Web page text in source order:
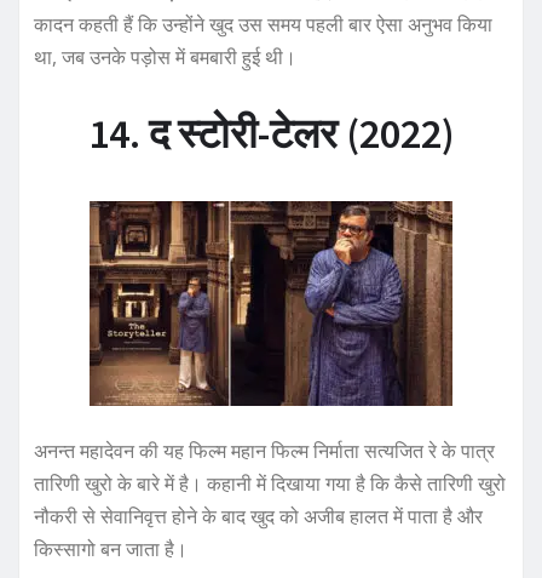
कादन कहती हैं कि उन्होंने खुद उस समय पहली बार ऐसा अनुभव किया
था, जब उनके पड़ोस में बमबारी हुई थी।
14. द स्टोरी-टेलर (2022)
अनन्त महादेवन की यह फिल्म महान फिल्म निर्माता सत्यजित रे के पात्र
तारिणी खुरो के बारे में है। कहानी में दिखाया गया है कि कैसे तारिणी खुरो
नौकरी से सेवानिवृत्त होने के बाद खुद को अजीब हालत में पाता है और
किस्सागो बन जाता है।